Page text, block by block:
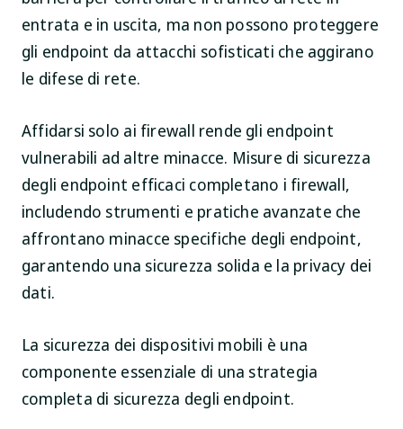
entrata e in uscita, ma non possono proteggere
gli endpoint da attacchi sofisticati che aggirano
le difese di rete.
Affidarsi solo ai firewall rende gli endpoint
vulnerabili ad altre minacce. Misure di sicurezza
degli endpoint efficaci completano i firewall,
includendo strumenti e pratiche avanzate che
affrontano minacce specifiche degli endpoint,
garantendo una sicurezza solida e la privacy dei
dati.
La sicurezza dei dispositivi mobili è una
componente essenziale di una strategia
completa di sicurezza degli endpoint.